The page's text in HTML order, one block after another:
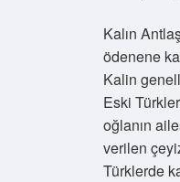
Kalın
ödenene
Kalin
Eski
oğlanın
verilen
Türklerde